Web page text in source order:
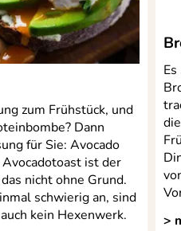
zum Frühstück, und
Dann
für Sie: Avocado
ist der
nicht ohne Grund.
schwierig an, sind
kein Hexenwerk.
>